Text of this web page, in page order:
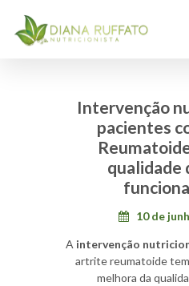
Intervenção
pacientes
qualidade
10 de
A intervenção
artrite reumatoide
melhora da